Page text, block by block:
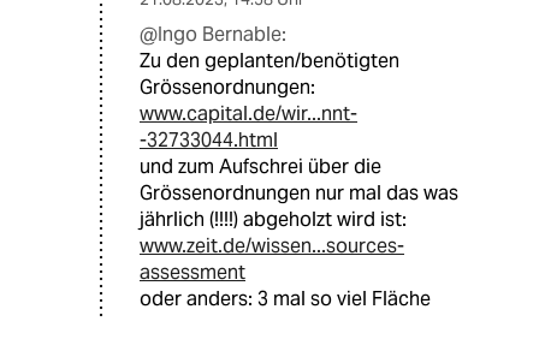
@Ingo Bernable:
Zu den geplanten/benötigten
Grössenordnungen:
www.capital.de/wir...nnt-
-32733044.html
und zum Aufschrei über die
Grössenordnungen nur mal das was
jährlich (!!!!) abgeholzt wird ist:
www.zeit.de/wissen...sources-
assessment
oder anders: 3 mal so viel Fläche